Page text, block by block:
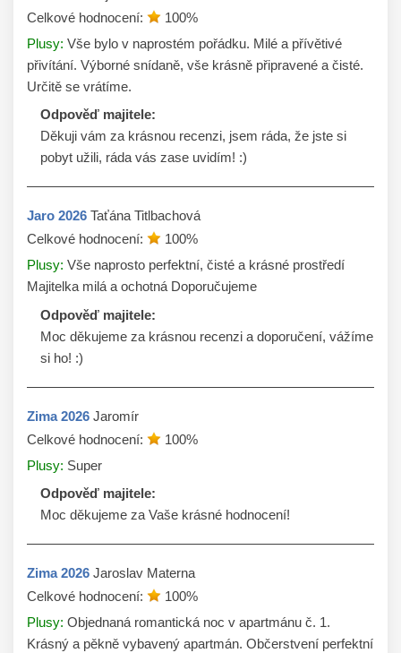
Celkové hodnocení:
100%
Plusy: Vše bylo v naprostém pořádku. Milé a přívětivé
přivítání. Výborné snídaně, vše krásně připravené a čisté.
Určitě se vrátíme.
Odpověď majitele:
Děkuji vám za krásnou recenzi, jsem ráda, že jste si
pobyt užili, ráda vás zase uvidím! :)
Jaro 2026 Taťána Titlbachová
Celkové hodnocení:
100%
Plusy: Vše naprosto perfektní, čisté a krásné prostředí
Majitelka milá a ochotná Doporučujeme
Odpověď majitele:
Moc děkujeme za krásnou recenzi a doporučení, vážíme
si ho! :)
Zima 2026 Jaromír
Celkové hodnocení:
100%
Plusy: Super
Odpověď majitele:
Moc děkujeme za Vaše krásné hodnocení!
Zima 2026 Jaroslav Materna
Celkové hodnocení:
100%
Plusy: Objednaná romantická noc v apartmánu č. 1.
Krásný a pěkně vybavený apartmán. Občerstvení perfektní